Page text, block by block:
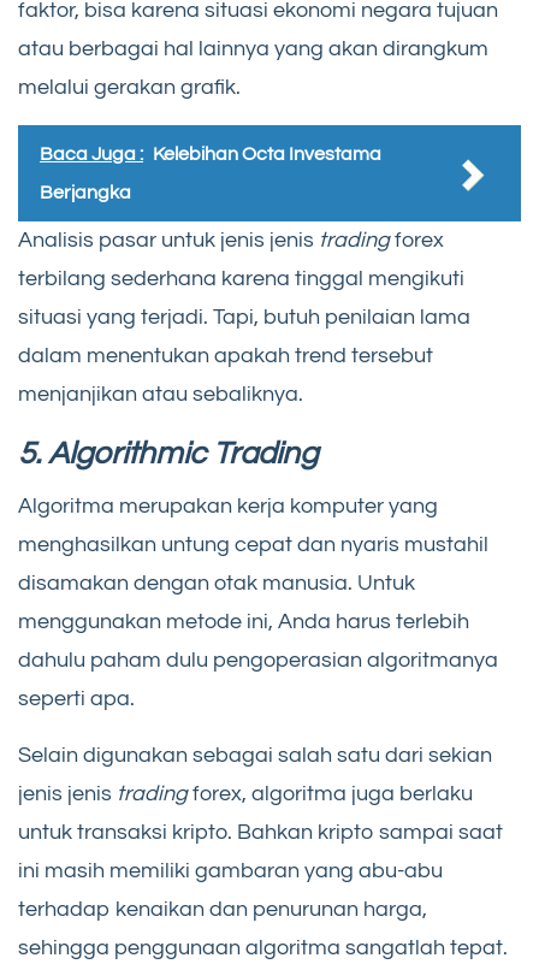
faktor, bisa karena situasi ekonomi negara tujuan
atau berbagai hal lainnya yang akan dirangkum
melalui gerakan grafik.
Baca Juga : Kelebihan Octa Investama
Berjangka
Analisis pasar untuk jenis jenis tradingforex
terbilang sederhana karena tinggal mengikuti
situasi yang terjadi. Tapi, butuh penilaian lama
dalam menentukan apakah trend tersebut
menjanjikan atau sebaliknya.
5. Algorithmic Trading
Algoritma merupakan kerja komputer yang
menghasilkan untung cepat dan nyaris mustahil
disamakan dengan otak manusia. Untuk
menggunakan metode ini, Anda harus terlebih
dahulu paham dulu pengoperasian algoritmanya
seperti apa.
Selain digunakan sebagai salah satu dari sekian
jenis jenis tradingforex, algoritma juga berlaku
untuk transaksi kripto. Bahkan kripto sampai saat
ini masih memiliki gambaran yang abu-abu
terhadap kenaikan dan penurunan harga,
sehingga penggunaan algoritma sangatlah tepat.